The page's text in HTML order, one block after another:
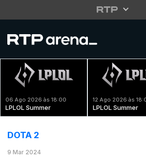
06 Ago 2026 às 18:00
LPLOL Summer
12 Ago 2026 às
LPLOL Summer
DOTA 2
9 Mar 2024